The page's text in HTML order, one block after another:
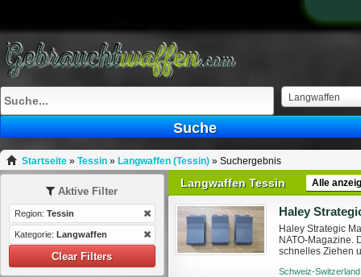
Langwaffen
Suche
Startseite» Tessin» Langwaffen (Tessin)» Suchergebnis
Langwaffen Tessin Alle
Haley Strategic
NATO-Magazine.
schnelles Ziehen
Schweiz-
Aktive Filter
Region: Tessin
Kategorie: Langwaffen
Clear Filters